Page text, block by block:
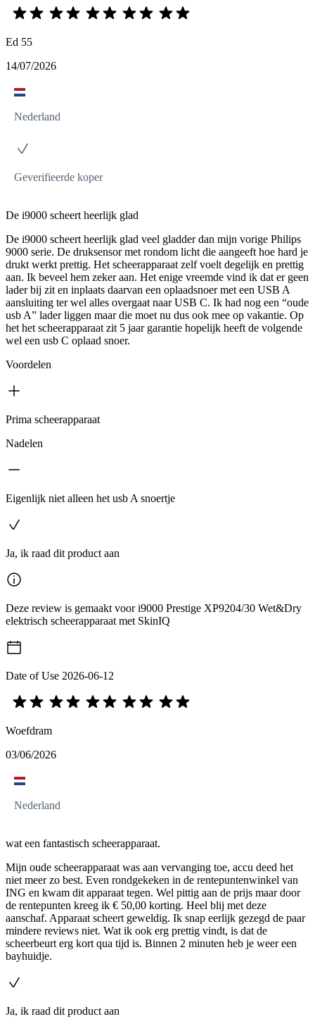
Ed 55
14/07/2026
Nederland
Geverifieerde koper
De i9000 scheert heerlijk glad
De i9000 scheert heerlijk glad veel gladder dan mijn vorige Philips
9000 serie. De druksensor met rondom licht die aangeeft hoe hard je
drukt werkt prettig. Het scheerapparaat zelf voelt degelijk en prettig
aan. Ik beveel hem zeker aan. Het enige vreemde vind ik dat er geen
lader bij zit en inplaats daarvan een oplaadsnoer met een USB A
aansluiting ter wel alles overgaat naar USB C. Ik had nog een “oude
usb A” lader liggen maar die moet nu dus ook mee op vakantie. Op
het het scheerapparaat zit 5 jaar garantie hopelijk heeft de volgende
wel een usb C oplaad snoer.
Voordelen
Prima scheerapparaat
Nadelen
Eigenlijk niet alleen het usb A snoertje
Ja, ik raad dit product aan
Deze review is gemaakt voor i9000 Prestige XP9204/30 Wet&Dry
elektrisch scheerapparaat met SkinIQ
Date of Use 2026-06-12
Woefdram
03/06/2026
Nederland
wat een fantastisch scheerapparaat.
Mijn oude scheerapparaat was aan vervanging toe, accu deed het
niet meer zo best. Even rondgekeken in de rentepuntenwinkel van
ING en kwam dit apparaat tegen. Wel pittig aan de prijs maar door
de rentepunten kreeg ik € 50,00 korting. Heel blij met deze
aanschaf. Apparaat scheert geweldig. Ik snap eerlijk gezegd de paar
mindere reviews niet. Wat ik ook erg prettig vindt, is dat de
scheerbeurt erg kort qua tijd is. Binnen 2 minuten heb je weer een
bayhuidje.
Ja, ik raad dit product aan